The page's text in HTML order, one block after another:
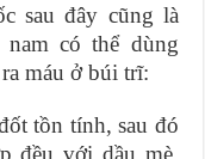
sau đây cũng là
nam có thể dùng
máu ở búi trĩ:
tồn tính, sau đó
đều với dầu mè.